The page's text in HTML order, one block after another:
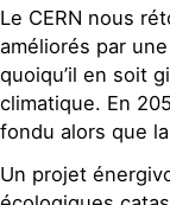
Le CERN nous
améliorés par
quoiqu’il en soit
climatique. En
fondu alors que
Un projet